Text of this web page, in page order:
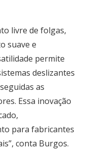
livre de folgas,
suave e
permite
deslizantes
as
Essa inovação
para fabricantes
conta Burgos.